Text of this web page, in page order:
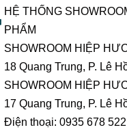
HỆ THỐNG
PHẨM
SHOWROOM HIỆP
18 Quang Trung, P. Lê
SHOWROOM HIỆP
17 Quang Trung, P. Lê
Điện thoại: 0935 678 522